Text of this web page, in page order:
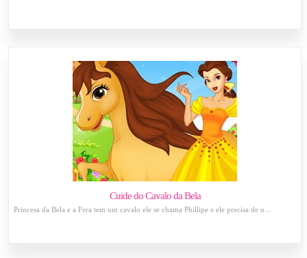
Cuide do Cavalo da Bela
Princesa da Bela e a Fera tem um cavalo ele se chama Phillipe e ele precisa de u...